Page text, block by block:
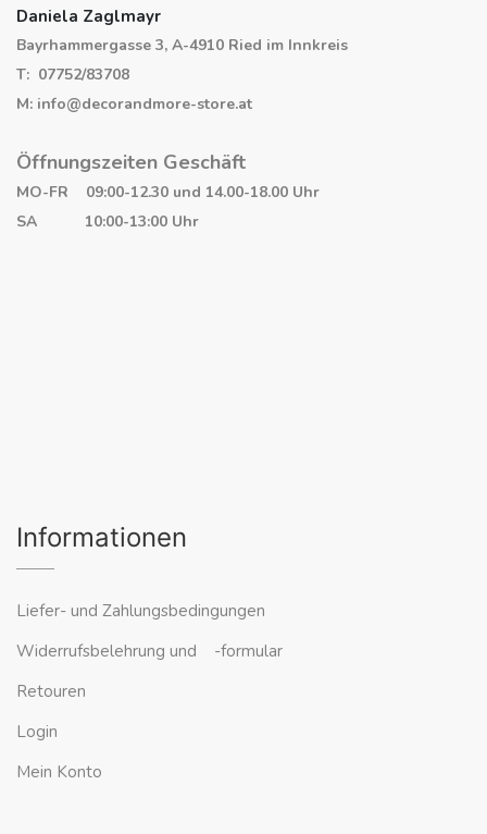
Daniela Zaglmayr
Bayrhammergasse 3, A-4910 Ried im Innkreis
T: 07752/83708
M: info@decorandmore-store.at
Öffnungszeiten Geschäft
MO-FR 09:00-12.30 und 14.00-18.00 Uhr
SA 10:00-13:00 Uhr
Informationen
Liefer- und Zahlungsbedingungen
Widerrufsbelehrung und -formular
Retouren
Login
Mein Konto